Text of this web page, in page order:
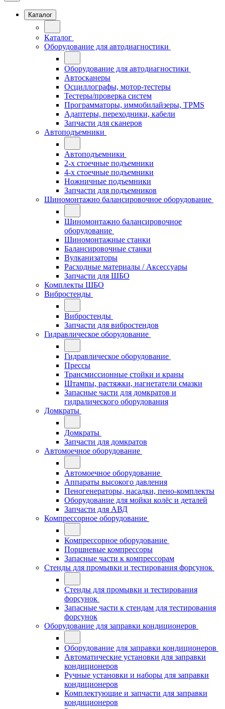
Каталог
Каталог
Оборудование для автодиагностики
Оборудование для автодиагностики
Автосканеры
Осциллографы, мотор-тестеры
Тестеры/проверка систем
Программаторы, иммобилайзеры, TPMS
Адаптеры, переходники, кабели
Запчасти для сканеров
Автоподъемники
Автоподъемники
2-х стоечные подъемники
4-х стоечные подъемники
Ножничные подъемники
Запчасти для подъемников
Шиномонтажно балансировочное оборудование
Шиномонтажно балансировочное
оборудование
Шиномонтажные станки
Балансировочные станки
Вулканизаторы
Расходные материалы / Аксессуары
Запчасти для ШБО
Комплекты ШБО
Вибростенды
Вибростенды
Запчасти для вибростендов
Гидравлическое оборудование
Гидравлическое оборудование
Прессы
Трансмиссионные стойки и краны
Штампы, растяжки, нагнетатели смазки
Запасные части для домкратов и
гидралического оборудования
Домкраты
Домкраты
Запчасти для домкратов
Автомоечное оборудование
Автомоечное оборудование
Аппараты высокого давления
Пеногенераторы, насадки, пено-комплекты
Оборудование для мойки колёс и деталей
Запчасти для АВД
Компрессорное оборудование
Компрессорное оборудование
Поршневые компрессоры
Запасные части к компрессорам
Стенды для промывки и тестирования форсунок
Стенды для промывки и тестирования
форсунок
Запасные части к стендам для тестирования
форсунок
Оборудование для заправки кондиционеров
Оборудование для заправки кондиционеров
Автоматические установки для заправки
кондиционеров
Ручные установки и наборы для заправки
кондиционеров
Комплектующие и запчасти для заправки
кондиционеров